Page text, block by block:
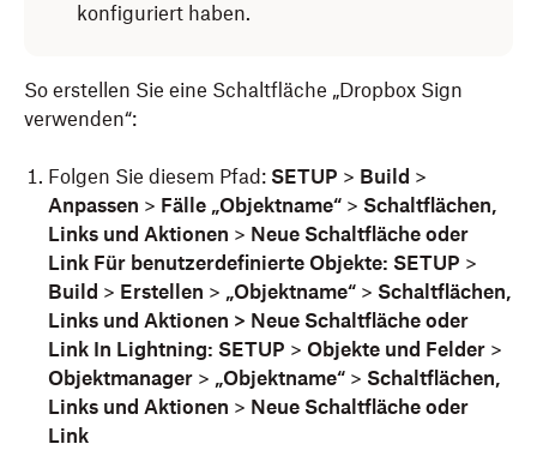
konfiguriert haben.
So erstellen Sie eine Schaltfläche „Dropbox Sign
verwenden“:
Folgen Sie diesem Pfad: SETUP > Build >
Anpassen > Fälle „Objektname“ > Schaltflächen,
Links und Aktionen > Neue Schaltfläche oder
Link Für benutzerdefinierte Objekte: SETUP >
Build > Erstellen > „Objektname“ > Schaltflächen,
Links und Aktionen > Neue Schaltfläche oder
Link In Lightning: SETUP > Objekte und Felder >
Objektmanager > „Objektname“ > Schaltflächen,
Links und Aktionen > Neue Schaltfläche oder
Link